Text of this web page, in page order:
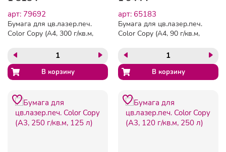
арт: 79692
Бумага для цв.лазер.печ.
Color Copy (А4, 300 г/кв.м,
арт: 65183
Бумага для цв.лазер.печ.
Color Copy (А4, 90 г/кв.м,